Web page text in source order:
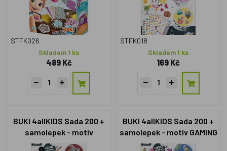
STFK026
Skladem 1 ks
489 Kč
STFK018
Skladem 1 ks
169 Kč
BUKI 4allKIDS Sada 200 +
samolepek - motiv
FANTASY
BUKI 4allKIDS Sada 200 +
samolepek - motiv GAMING